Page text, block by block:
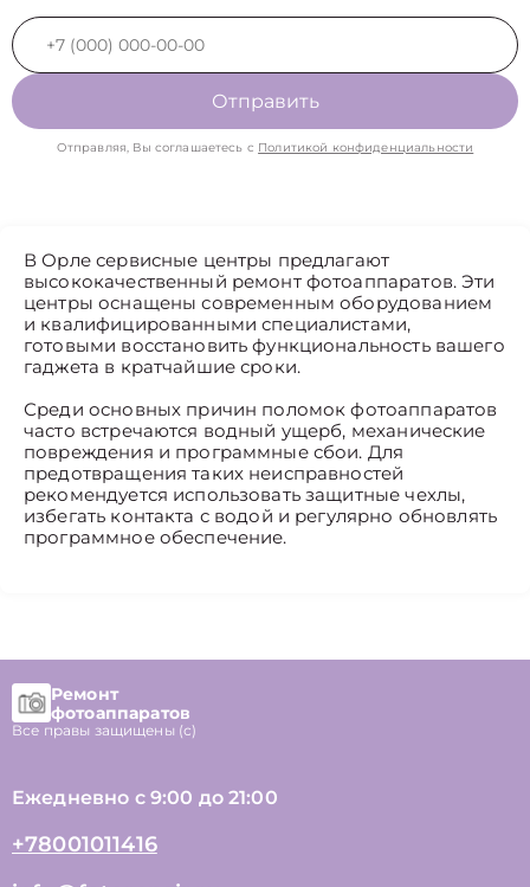
Отправить
Отправляя, Вы соглашаетесь с Политикой конфиденциальности
В Орле сервисные центры предлагают
высококачественный ремонт фотоаппаратов. Эти
центры оснащены современным оборудованием
и квалифицированными специалистами,
готовыми восстановить функциональность вашего
гаджета в кратчайшие сроки.
Среди основных причин поломок фотоаппаратов
часто встречаются водный ущерб, механические
повреждения и программные сбои. Для
предотвращения таких неисправностей
рекомендуется использовать защитные чехлы,
избегать контакта с водой и регулярно обновлять
программное обеспечение.
Ремонт
фотоаппаратов
Все правы защищены (с)
Ежедневно с 9:00 до 21:00
+78001011416